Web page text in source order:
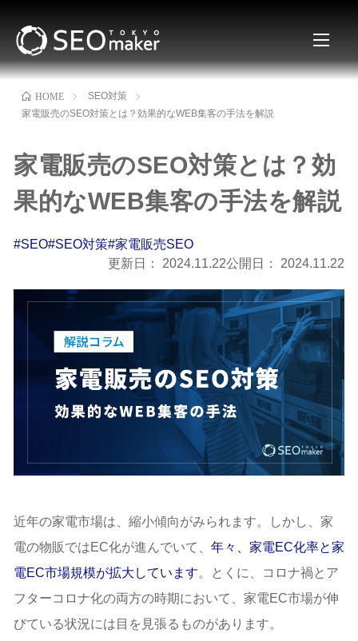
HOME
SEO対策
家電販売のSEO対策とは？効果的なWEB集客の手法を解説
家電販売のSEO対策とは？効
果的なWEB集客の手法を解説
#SEO#SEO対策#家電販売SEO
更新日：
2024.11.22公開日： 2024.11.22
近年の家電市場は、縮小傾向がみられます。しかし、家
電の物販ではEC化が進んでいて、 年々、家電EC化率と家
電EC市場規模が拡大しています。とくに、コロナ禍とア
フターコロナ化の両方の時期において、家電EC市場が伸
びている状況には目を見張るものがあります。